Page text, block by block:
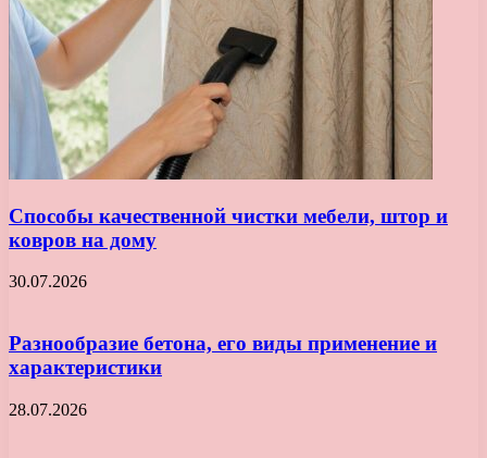
Способы качественной чистки мебели, штор и
ковров на дому
30.07.2026
Разнообразие бетона, его виды применение и
характеристики
28.07.2026